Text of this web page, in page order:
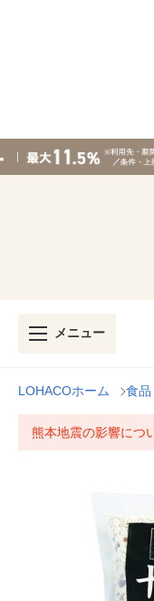
メニュー
LOHACOホーム 食品
熊本地震の影響につ